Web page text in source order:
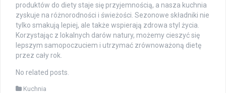
produktów do diety staje się przyjemnością, a nasza kuchnia
zyskuje na różnorodności i świeżości. Sezonowe składniki nie
tylko smakują lepiej, ale także wspierają zdrowa styl życia.
Korzystając z lokalnych darów natury, możemy cieszyć się
lepszym samopoczuciem i utrzymać zrównoważoną dietę
przez cały rok.
No related posts.
Kuchnia